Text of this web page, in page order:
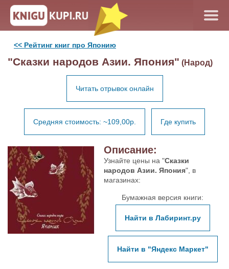
<< Рейтинг книг про Японию
"Сказки народов Азии. Япония" (Народ)
Читать отрывок онлайн
Средняя стоимость: ~109,00р. Где купить
Описание:
Узнайте цены на "Сказки
народов Азии. Япония", в
магазинах:
Бумажная версия книги:
Найти в Лабиринт.ру
Найти в "Яндекс Маркет"